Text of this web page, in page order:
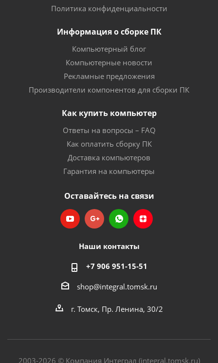
Политика конфиденциальности
Информация о сборке ПК
Компьютерный блог
Компьютерные новости
Рекламные предложения
Производители компонентов для сборки ПК
Как купить компьютер
Ответы на вопросы – FAQ
Как оплатить сборку ПК
Доставка компьютеров
Гарантия на компьютеры
Оставайтесь на связи
Наши контакты
+7 906 951-15-51
shop@integral.tomsk.ru
г. Томск, Пр. Ленина, 30/2
2003-2026 © Компания Интеграл (integral.tomsk.ru)